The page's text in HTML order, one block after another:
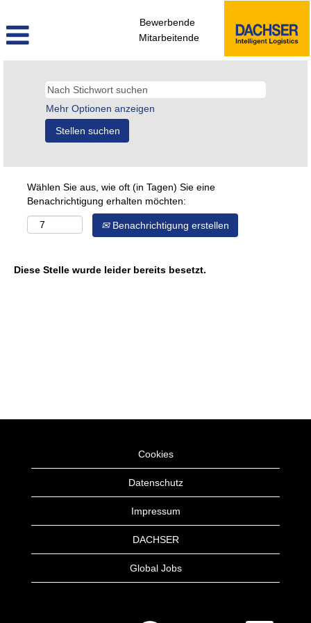
Bewerbende
Mitarbeitende
Mehr Optionen anzeigen
Wählen Sie aus, wie oft (in Tagen) Sie eine
Benachrichtigung erhalten möchten:
Benachrichtigung erstellen
Diese Stelle wurde leider bereits besetzt.
Cookies
Datenschutz
Impressum
DACHSER
Global Jobs